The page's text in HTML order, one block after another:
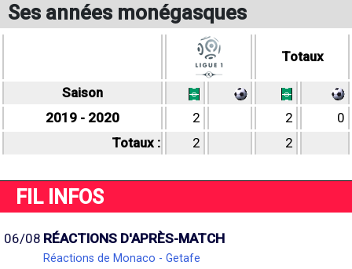
Ses années monégasques
Totaux
Saison
2019 - 2020
2 2
0
Totaux :
2 2
FIL INFOS
06/08 RÉACTIONS D'APRÈS-MATCH
Réactions de Monaco - Getafe